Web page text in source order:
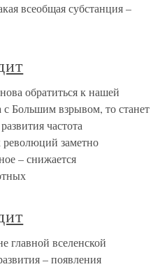
всеобщая субстанция –
обратиться к нашей
с Большим взрывом, то станет
частота
заметно
– снижается
главной вселенской
– появления